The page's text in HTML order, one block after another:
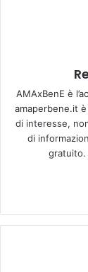
AMAxBenE è
amaperbene.it
di interesse,
di
gratuito.